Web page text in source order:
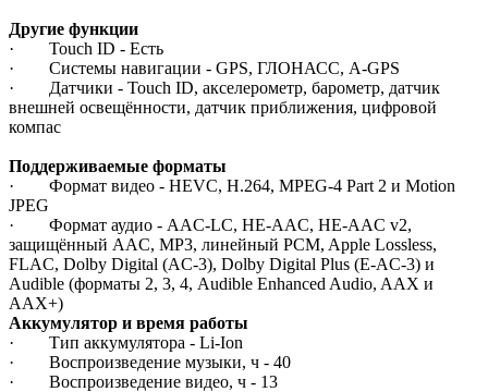
Другие функции
· Touch ID - Есть
· Системы навигации - GPS, ГЛОНАСС, A-GPS
· Датчики - Touch ID, акселерометр, барометр, датчик
внешней освещённости, датчик приближения, цифровой
компас
Поддерживаемые форматы
· Формат видео - HEVC, H.264, MPEG‑4 Part 2 и Motion
JPEG
· Формат аудио - AAC‑LC, HE‑AAC, HE‑AAC v2,
защищённый AAC, MP3, линейный PCM, Apple Lossless,
FLAC, Dolby Digital (AC‑3), Dolby Digital Plus (E‑AC‑3) и
Audible (форматы 2, 3, 4, Audible Enhanced Audio, AAX и
AAX+)
Аккумулятор и время работы
· Тип аккумулятора - Li-Ion
· Воспроизведение музыки, ч - 40
· Воспроизведение видео, ч - 13